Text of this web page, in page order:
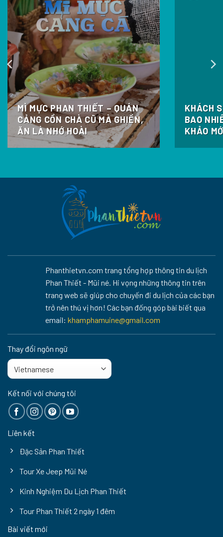
MÌ MỰC PHAN THIẾT – QUÁN
CẢNG CỒN CHÀ CŨ MÀ GHIỀN,
ĂN LÀ NHỚ HOÀI
KHÁCH
BAO
KHẢO
Phanthietvn.com trang tổng hợp thông tin du lịch
Phan Thiết - Mũi né. Hi vọng những thông tin trên
trang web sẽ giúp cho chuyến đi du lịch của các bạn
trở nên thú vị hơn! Các bạn đống góp bài biết qua
email: khamphamuine@gmail.com
Thay đổi ngôn ngữ
Kết nối với chúng tôi
Liên kết
Đặc Sản Phan Thiết
Tour Xe Jeep Mũi Né
Kinh Nghiệm Du Lịch Phan Thiết
Tour Phan Thiết 2 ngày 1 đêm
Bài viết mới